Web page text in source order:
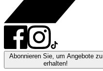
Abonnieren Sie, um Angebote zu
erhalten!